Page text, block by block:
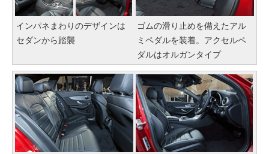
インパネまわりのデザインは
セダンから踏襲
ゴムの滑り止めを備えたアル
ミペダルを装着。アクセルペ
ダルはオルガンタイプ